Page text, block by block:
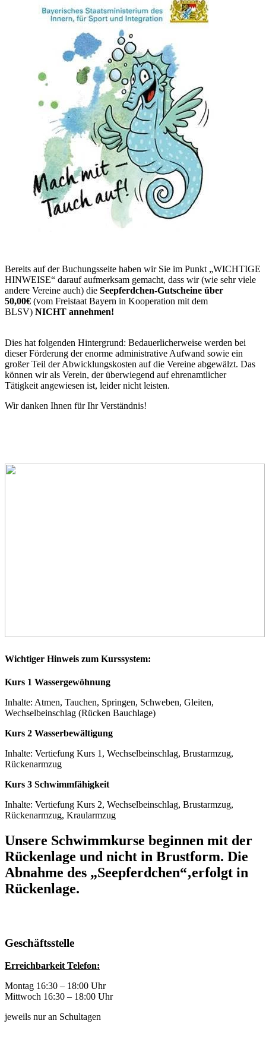
Bereits auf der Buchungsseite haben wir Sie im Punkt „WICHTIGE
HINWEISE“ darauf aufmerksam gemacht, dass wir (wie sehr viele
andere Vereine auch) die Seepferdchen-Gutscheine über
50,00€ (vom Freistaat Bayern in Kooperation mit dem
BLSV) NICHT annehmen!
Dies hat folgenden Hintergrund: Bedauerlicherweise werden bei
dieser Förderung der enorme administrative Aufwand sowie ein
großer Teil der Abwicklungskosten auf die Vereine abgewälzt. Das
können wir als Verein, der überwiegend auf ehrenamtlicher
Tätigkeit angewiesen ist, leider nicht leisten.
Wir danken Ihnen für Ihr Verständnis!
Wichtiger Hinweis zum Kurssystem:
Kurs 1 Wassergewöhnung
Inhalte: Atmen, Tauchen, Springen, Schweben, Gleiten,
Wechselbeinschlag (Rücken Bauchlage)
Kurs 2 Wasserbewältigung
Inhalte: Vertiefung Kurs 1, Wechselbeinschlag, Brustarmzug,
Rückenarmzug
Kurs 3 Schwimmfähigkeit
Inhalte: Vertiefung Kurs 2, Wechselbeinschlag, Brustarmzug,
Rückenarmzug, Kraularmzug
Unsere Schwimmkurse beginnen mit der
Rückenlage und nicht in Brustform. Die
Abnahme des „Seepferdchen“‚erfolgt in
Rückenlage.
Geschäftsstelle
Erreichbarkeit Telefon:
Montag 16:30 – 18:00 Uhr
Mittwoch 16:30 – 18:00 Uhr
jeweils nur an Schultagen